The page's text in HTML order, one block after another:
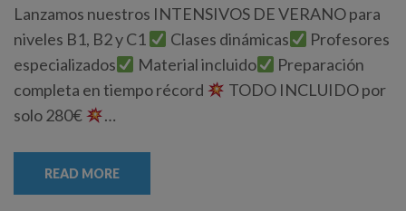
Lanzamos nuestros INTENSIVOS DE VERANO para
niveles B1, B2 y C1
Clases dinámicas
Profesores
especializados
Material incluido
Preparación
completa en tiempo récord
TODO INCLUIDO por
solo 280€
…
READ MORE